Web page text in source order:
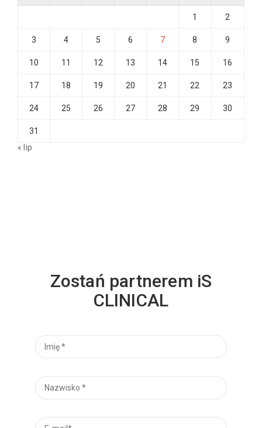
1 2
3 4 5 6 7 8 9
10 11 12 13 14 15 16
17 18 19 20 21 22 23
24 25 26 27 28 29 30
31
« lip
Zostań partnerem iS
CLINICAL